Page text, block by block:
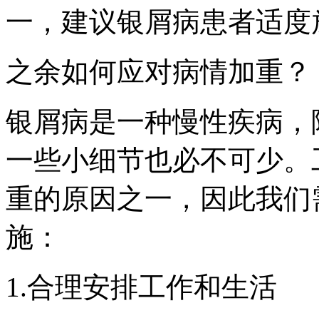
一，建议银屑病患者适
之余如何应对病情加重？
银屑病是一种慢性疾病
一些小细节也必不可少
重的原因之一，因此我
施：
1.合理安排工作和生活